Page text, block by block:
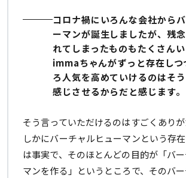
コロナ禍にいろんな会社から
ーマンが誕生しましたが、残
れてしまったものもたくさんい
immaちゃんがずっと存在しつ
ろ人気を高めていけるのはそ
感じさせるからだと感じます。
そう言っていただけるのはすごくあり
しかにバーチャルヒューマンという存
は事実で、そのほとんどの目的が「バ
マンを作る」というところで、そのバ